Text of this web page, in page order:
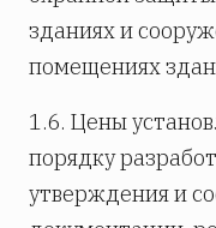
зданиях и
помещениях
1.6. Цены
порядку
утверждения и